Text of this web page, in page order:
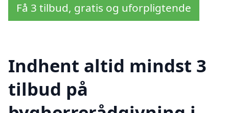
Få 3 tilbud, gratis og uforpligtende
Indhent altid mindst 3
tilbud på